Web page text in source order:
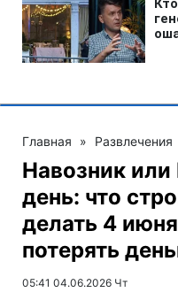
Главная » Развлечения
Навозник
день: что
делать 4
потерять
05:41 04.06.2026 Чт